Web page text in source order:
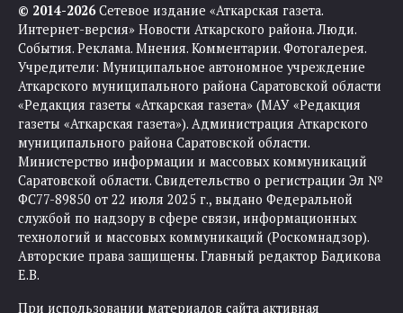
© 2014-2026Сетевое издание «Аткарская газета.
Интернет-версия» Новости Аткарского района. Люди.
События. Реклама. Мнения. Комментарии. Фотогалерея.
Учредители: Муниципальное автономное учреждение
Аткарского муниципального района Саратовской области
«Редакция газеты «Аткарская газета» (МАУ «Редакция
газеты «Аткарская газета»). Администрация Аткарского
муниципального района Саратовской области.
Министерство информации и массовых коммуникаций
Саратовской области. Свидетельство о регистрации Эл №
ФС77-89850 от 22 июля 2025 г., выдано Федеральной
службой по надзору в сфере связи, информационных
технологий и массовых коммуникаций (Роскомнадзор).
Авторские права защищены. Главный редактор Бадикова
Е.В.
При использовании материалов сайта активная